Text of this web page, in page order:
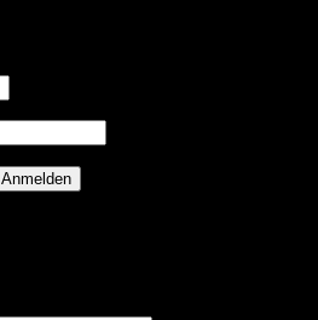
Anmelden